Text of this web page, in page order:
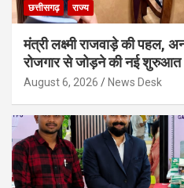
छत्तीसगढ़ राज्य
मंत्री लक्ष्मी राजवाड़े की पहल,
रोजगार से जोड़ने की नई शुरुआत
August 6, 2026 News Desk